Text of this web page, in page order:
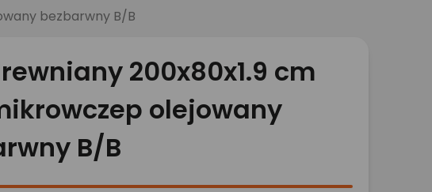
bezbarwny B/B
200x80x1.9 cm
olejowany
B/B